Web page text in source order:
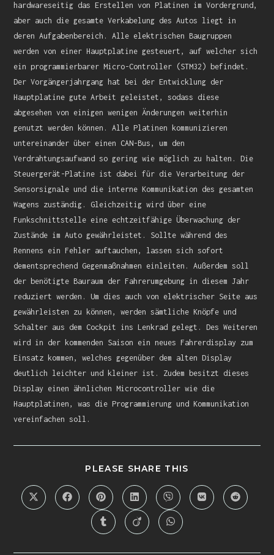
hardwareseitig das Erstellen von Platinen im Vordergrund,
aber auch die gesamte Verkabelung des Autos liegt in
deren Aufgabenbereich. Alle elektrischen Baugruppen
werden von einer Hauptplatine gesteuert, auf welcher sich
ein programmierbarer Micro-Controller (STM32) befindet.
Der Vorgängerjahrgang hat bei der Entwicklung der
Hauptplatine gute Arbeit geleistet, sodass diese
abgesehen von einigen wenigen Änderungen weiterhin
genutzt werden können. Alle Platinen kommunizieren
untereinander über einen CAN-Bus, um den
Verdrahtungsaufwand so gering wie möglich zu halten. Die
Steuergerät-Platine ist dabei für die Verarbeitung der
Sensorsignale und die interne Kommunikation des gesamten
Wagens zuständig. Gleichzeitig wird über eine
Funkschnittstelle eine echtzeitfähige Überwachung der
Zustände im Auto gewährleistet. Sollte während des
Rennens ein Fehler auftauchen, lassen sich sofort
dementsprechend Gegenmaßnahmen einleiten. Außerdem soll
der benötigte Bauraum der Fahrerumgebung in diesem Jahr
reduziert werden. Um dies auch von elektrischer Seite aus
gewährleisten zu können, werden sämtliche Knöpfe und
Schalter aus dem Cockpit ins Lenkrad gelegt. Des Weiteren
wird in der kommenden Saison ein neues Fahrerdisplay zum
Einsatz kommen, welches gegenüber dem alten Display
deutlich leichter und kleiner ist. Zudem besitzt dieses
Display einen ähnlichen Microcontroller wie die
Hauptplatinen, was die Programmierung und Kommunikation
vereinfachen soll.
PLEASE SHARE THIS